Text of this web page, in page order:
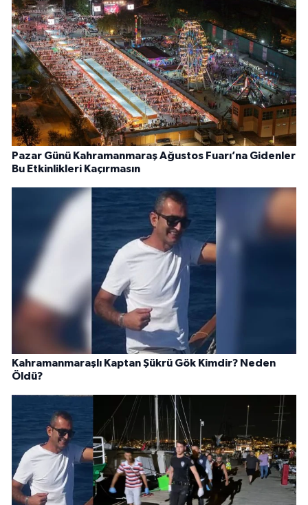
Pazar Günü Kahramanmaraş Ağustos Fuarı’na Gidenler
Bu Etkinlikleri Kaçırmasın
Kahramanmaraşlı Kaptan Şükrü Gök Kimdir? Neden
Öldü?